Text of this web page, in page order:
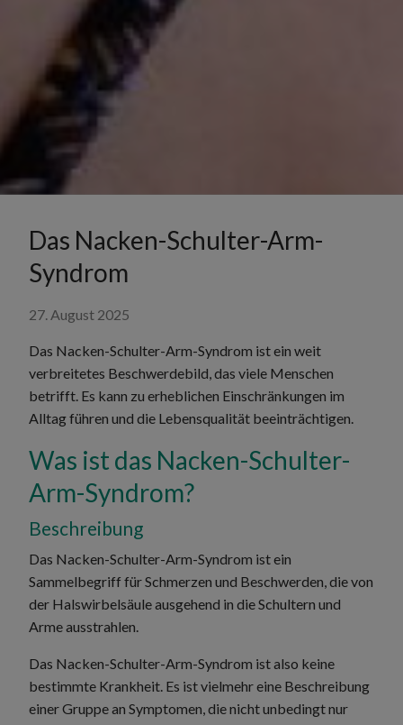
Das Nacken-Schulter-Arm-
Syndrom
27. August 2025
Das Nacken-Schulter-Arm-Syndrom ist ein weit
verbreitetes Beschwerdebild, das viele Menschen
betrifft. Es kann zu erheblichen Einschränkungen im
Alltag führen und die Lebensqualität beeinträchtigen.
Was ist das Nacken-Schulter-
Arm-Syndrom?
Beschreibung
Das Nacken-Schulter-Arm-Syndrom ist ein
Sammelbegriff für Schmerzen und Beschwerden, die von
der Halswirbelsäule ausgehend in die Schultern und
Arme ausstrahlen.
Das Nacken-Schulter-Arm-Syndrom ist also keine
bestimmte Krankheit. Es ist vielmehr eine Beschreibung
einer Gruppe an Symptomen, die nicht unbedingt nur